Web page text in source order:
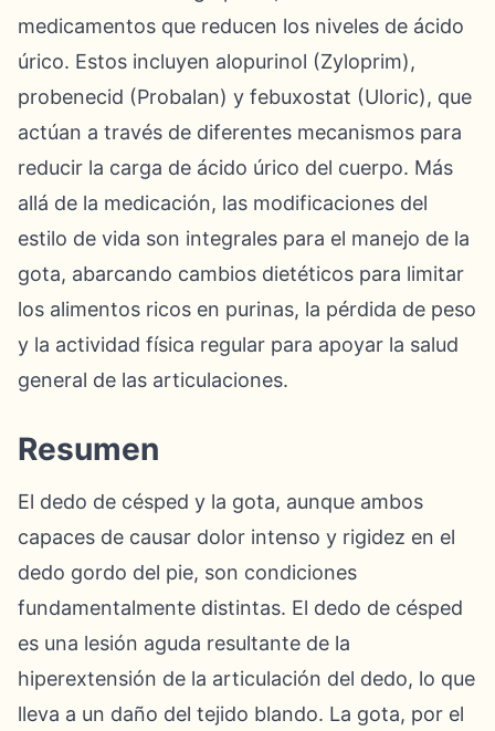
medicamentos que reducen los niveles de ácido
úrico. Estos incluyen alopurinol (Zyloprim),
probenecid (Probalan) y febuxostat (Uloric), que
actúan a través de diferentes mecanismos para
reducir la carga de ácido úrico del cuerpo. Más
allá de la medicación, las modificaciones del
estilo de vida son integrales para el manejo de la
gota, abarcando cambios dietéticos para limitar
los alimentos ricos en purinas, la pérdida de peso
y la actividad física regular para apoyar la salud
general de las articulaciones.
Resumen
El dedo de césped y la gota, aunque ambos
capaces de causar dolor intenso y rigidez en el
dedo gordo del pie, son condiciones
fundamentalmente distintas. El dedo de césped
es una lesión aguda resultante de la
hiperextensión de la articulación del dedo, lo que
lleva a un daño del tejido blando. La gota, por el